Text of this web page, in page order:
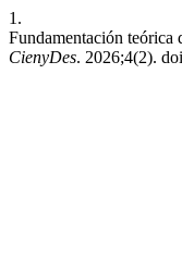
1.
Fundamentación teórica
CienyDes. 2026;4(2).